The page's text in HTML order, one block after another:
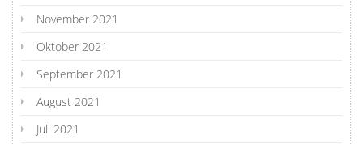
November 2021
Oktober 2021
September 2021
August 2021
Juli 2021